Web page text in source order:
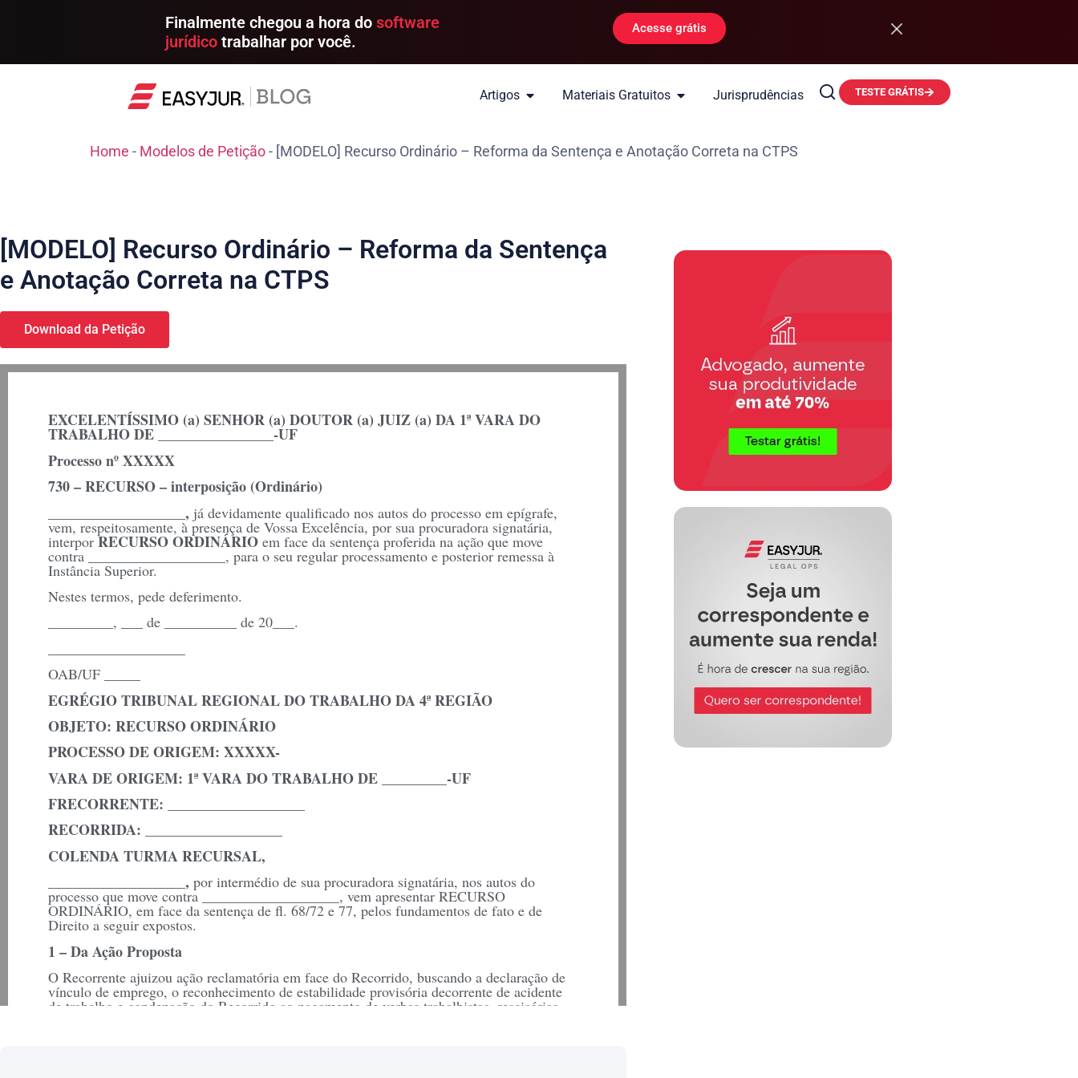
Finalmente chegou a hora dosoftware
jurídico trabalhar por você.
Acesse grátis
Artigos Materiais Gratuitos Jurisprudências TESTE GRÁTIS
Home - Modelos de Petição- [MODELO] Recurso Ordinário – Reforma da Sentença e Anotação Correta na CTPS
[MODELO] Recurso Ordinário – Reforma da Sentença
e Anotação Correta na CTPS
Download da Petição
EXCELENTÍSSIMO (a) SENHOR (a) DOUTOR (a) JUIZ (a) DA 1ª VARA DO
TRABALHO DE ________________-UF
Processo nº XXXXX
730 – RECURSO – interposição (Ordinário)
___________________, já devidamente qualificado nos autos do processo em epígrafe,
vem, respeitosamente, à presença de Vossa Excelência, por sua procuradora signatária,
interporRECURSO ORDINÁRIO em face da sentença proferida na ação que move
contra , para o seu regular processamento e posterior remessa à
Instância Superior.
Nestes termos, pede deferimento.
_________, ___ de __________ de 20___.
OAB/UF _____
EGRÉGIO TRIBUNAL REGIONAL DO TRABALHO DA 4ª REGIÃO
OBJETO: RECURSO ORDINÁRIO
PROCESSO DE ORIGEM: XXXXX-
VARA DE ORIGEM: 1ª VARA DO TRABALHO DE _________-UF
FRECORRENTE: ___________________
RECORRIDA: ___________________
COLENDA TURMA RECURSAL,
___________________, por intermédio de sua procuradora signatária, nos autos do
processo que move contra ___________________ , vem apresentar RECURSO
ORDINÁRIO, em face da sentença de fl. 68/72 e 77, pelos fundamentos de fato e de
Direito a seguir expostos.
1 – Da Ação Proposta
O Recorrente ajuizou ação reclamatória em face do Recorrido, buscando a declaração de
vínculo de emprego, o reconhecimento de estabilidade provisória decorrente de acidente
de trabalho e condenação do Recorrido ao pagamento de verbas trabalhistas, rescisórias,